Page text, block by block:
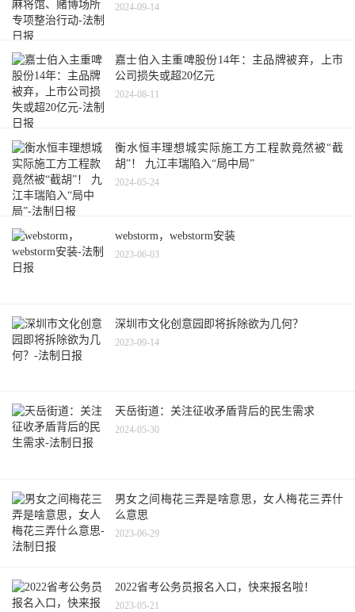
2024-09-14
嘉士伯入主重啤股份14年：主品牌被弃，上市
公司损失或超20亿元
2024-08-11
衡水恒丰理想城实际施工方工程款竟然被“截
胡”！ 九江丰瑞陷入“局中局”
2024-05-24
webstorm，webstorm安装
2023-06-03
深圳市文化创意园即将拆除欲为几何？
2023-09-14
天岳街道：关注征收矛盾背后的民生需求
2024-05-30
男女之间梅花三弄是啥意思，女人梅花三弄什
么意思
2023-06-29
2022省考公务员报名入口，快来报名啦！
2023-05-21